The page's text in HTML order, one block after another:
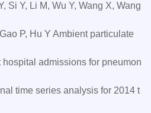
Y, Li M, Wu Y, Wang X, Wang
P, Hu Y Ambient particulate
admissions for pneumon
time series analysis for 2014 t